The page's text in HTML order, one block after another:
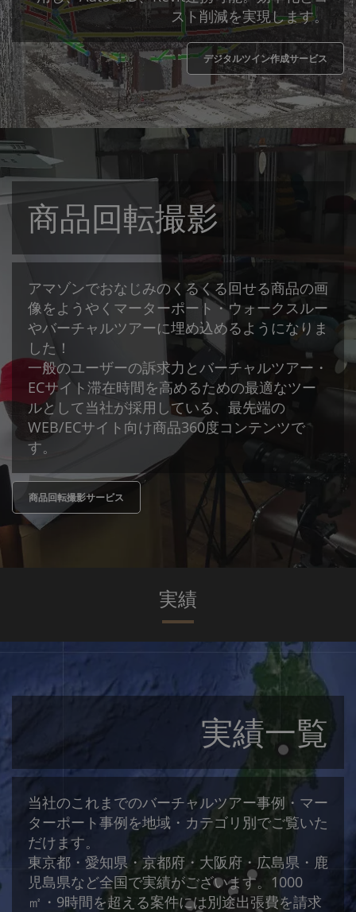
スト削減を実現します。
デジタルツイン作成サービス
商品回転撮影
アマゾンでおなじみのくるくる回せる商品の画
像をようやくマーターポート・ウォークスルー
やバーチャルツアーに埋め込めるようになりま
した！
一般のユーザーの訴求力とバーチャルツアー・
ECサイト滞在時間を高めるための最適なツー
ルとして当社が採用している、最先端の
WEB/ECサイト向け商品360度コンテンツで
す。
商品回転撮影サービス
実績
実績一覧
当社のこれまでのバーチャルツアー事例・マー
ターポート事例を地域・カテゴリ別でご覧いた
だけます。
東京都・愛知県・京都府・大阪府・広島県・鹿
児島県など全国で実績がございます。1000
㎡・9時間を超える案件には別途出張費を請求